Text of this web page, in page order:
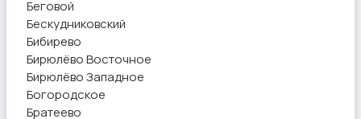
Беговой
Бескудниковский
Бибирево
Бирюлёво Восточное
Бирюлёво Западное
Богородское
Братеево